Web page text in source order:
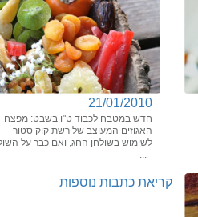
21/01/2010
חדש במטבח לכבוד ט"ו בשבט: מפצח
האגוזים המעוצב של רשת קוק סטור
לשימוש בשולחן החג, ואם כבר על
–...
קריאת כתבות נוספות